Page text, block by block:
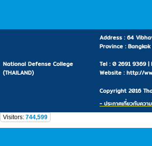
Address : 64
Province :
National Defense College
(THAILAND)
Tel : 0 2691 9369 |
Website : http://
Copyright 2016
- ประกาศเกี่ยวกับคว
Visitors: 744,599